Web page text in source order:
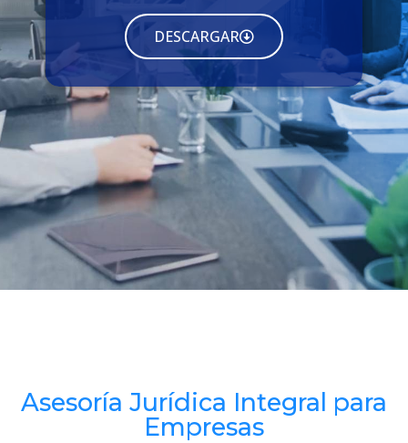
DESCARGAR
Asesoría Jurídica Integral para
Empresas